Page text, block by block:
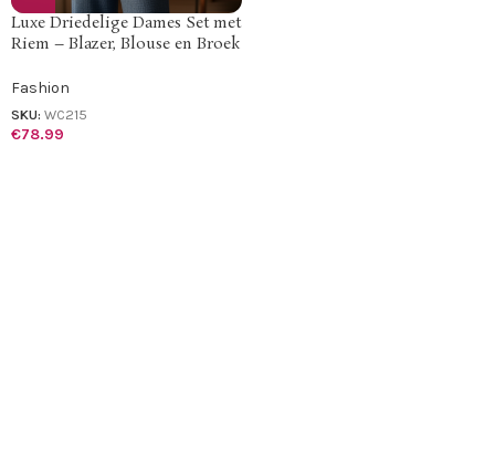
Luxe Driedelige Dames Set met
Riem – Blazer, Blouse en Broek
Fashion
SKU: WC215
€78.99